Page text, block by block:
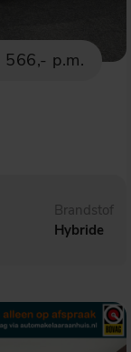
566,- p.m.
Brandstof
Hybride